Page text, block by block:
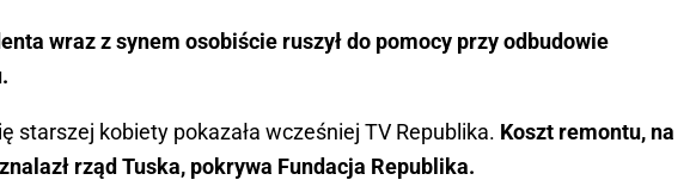
wraz z synem osobiście ruszył do pomocy przy odbudowie
starszej kobiety pokazała wcześniej TV Republika. Koszt remontu, na
rząd Tuska, pokrywa Fundacja Republika.